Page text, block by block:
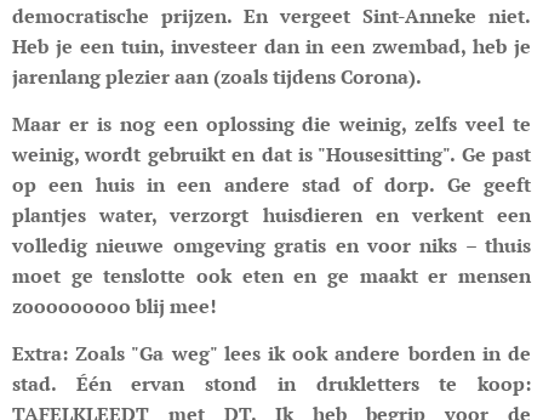
democratische prijzen. En vergeet Sint-Anneke niet.
Heb je een tuin, investeer dan in een zwembad, heb je
jarenlang plezier aan (zoals tijdens Corona).
Maar er is nog een oplossing die weinig, zelfs veel te
weinig, wordt gebruikt en dat is "Housesitting". Ge past
op een huis in een andere stad of dorp. Ge geeft
plantjes water, verzorgt huisdieren en verkent een
volledig nieuwe omgeving gratis en voor niks – thuis
moet ge tenslotte ook eten en ge maakt er mensen
zooooooooo blij mee!
Extra: Zoals "Ga weg" lees ik ook andere borden in de
stad. Één ervan stond in drukletters te koop:
TAFELKLEEDT met DT. Ik heb begrip voor de